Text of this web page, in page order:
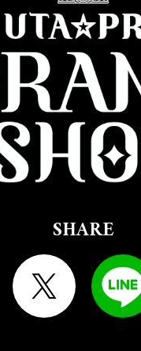
SHARE